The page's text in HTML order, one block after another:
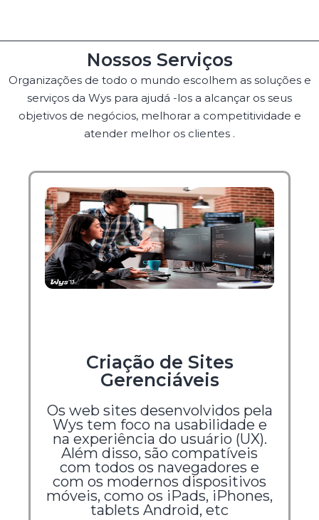
Nossos Serviços
Organizações de todo o mundo escolhem as soluções e
serviços da Wys para ajudá -los a alcançar os seus
objetivos de negócios, melhorar a competitividade e
atender melhor os clientes .
Criação de Sites
Gerenciáveis
Os web sites desenvolvidos pela
Wys tem foco na usabilidade e
na experiência do usuário (UX).
Além disso, são compatíveis
com todos os navegadores e
com os modernos dispositivos
móveis, como os iPads, iPhones,
tablets Android, etc